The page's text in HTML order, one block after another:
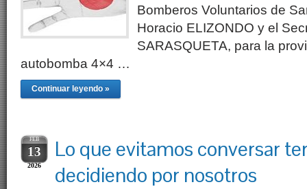
Bomberos Voluntarios de
Horacio ELIZONDO y el
SARASQUETA, para la
autobomba 4×4 …
Continuar leyendo »
FEB
13
2026
Lo que evitamos conversar
decidiendo por nosotros